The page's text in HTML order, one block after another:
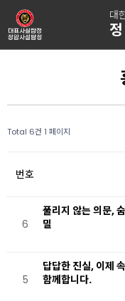
대
Total 6건 1 페이지
번호
6
풀리지 않는 의문,
밀
5
답답한 진실, 이제
함께합니다.